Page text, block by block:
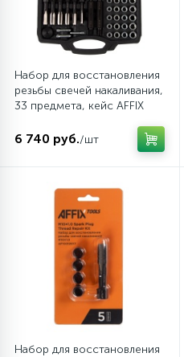
Пневматические
Пневматические
Пневматические
Пневматические
Пневматические
полировальные
Пневматические
шлифмашины
Торцевые насадки и
Ударный инструмент
Шарнирно-губцевый
Электромонтажный
Шпатели
Набор для восстановления
резьбы свечей накаливания,
33 предмета, кейс AFFIX
6 740 руб./шт
Набор для восстановления